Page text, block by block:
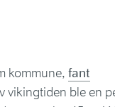
kommune, fant
vikingtiden ble en